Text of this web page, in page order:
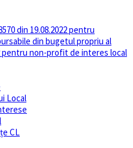
din 19.08.2022 pentru
din bugetul propriu al
pentru non-profit de interes local
Local
CL